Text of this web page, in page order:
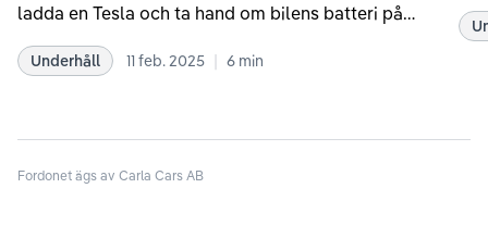
ladda en Tesla och ta hand om bilens batteri på
rekommendationer samt våra egna erfarenheter
att kolla Teslas officiella supportsidor för den
senaste informationen.
Underhåll 11 feb. 2025 | 6 min
till
Fordonet ägs av Carla Cars AB